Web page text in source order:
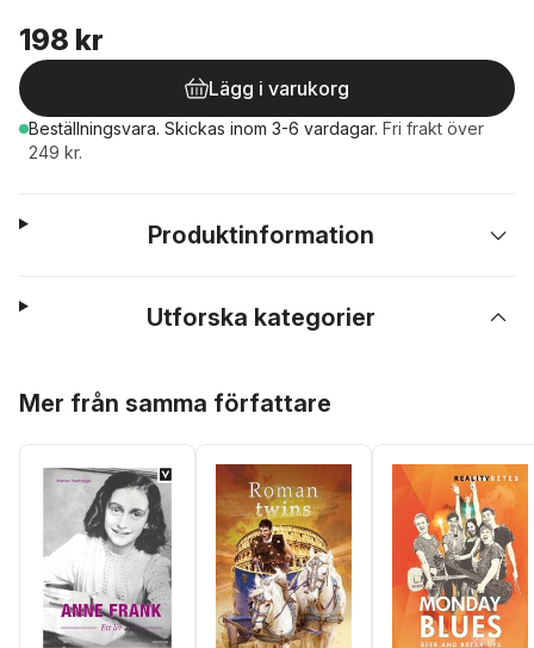
198 kr
Lägg i varukorg
Beställningsvara. Skickas inom 3-6 vardagar. Fri frakt över
249 kr.
Produktinformation
Utforska kategorier
Mer från samma författare